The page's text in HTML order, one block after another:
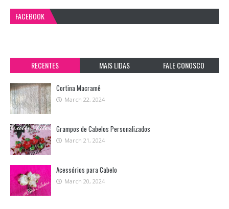
FACEBOOK
RECENTES MAIS LIDAS FALE CONOSCO
Cortina Macramê
March 22, 2024
Grampos de Cabelos Personalizados
March 21, 2024
Acessórios para Cabelo
March 20, 2024